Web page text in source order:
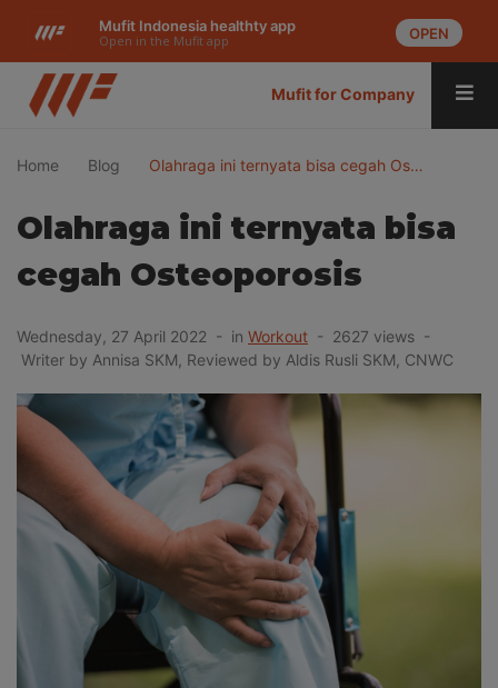
Mufit Indonesia healthty app
Open in the Mufit app OPEN
Mufit for Company
Home Blog Olahraga ini ternyata bisa cegah Os…
Olahraga ini ternyata bisa
cegah Osteoporosis
Wednesday, 27 April 2022 - in Workout - 2627 views -
Writer by Annisa SKM, Reviewed by Aldis Rusli SKM, CNWC